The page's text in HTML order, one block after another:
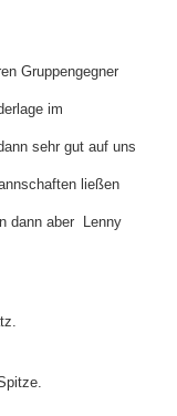
Gruppengegner
im
sehr gut auf uns
ließen
dann aber Lenny